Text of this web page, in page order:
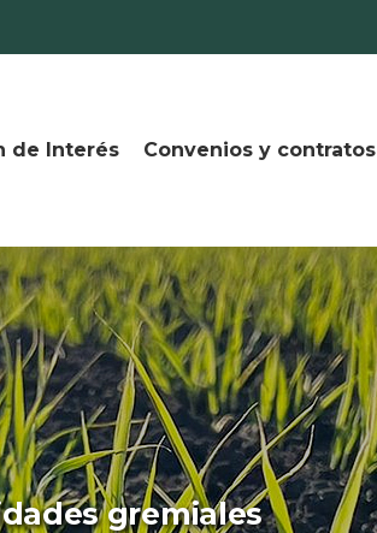
de Interés Convenios y contratos
gremiales